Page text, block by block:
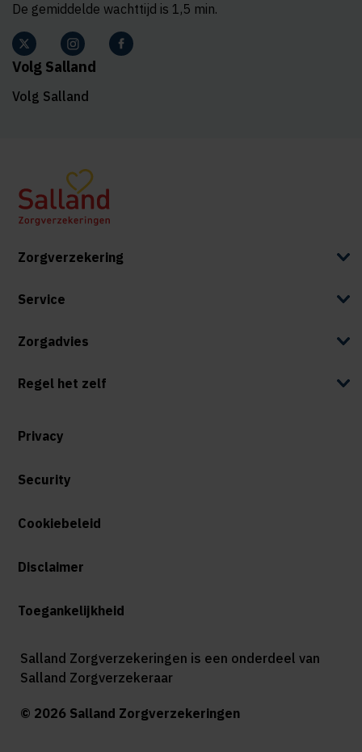
De gemiddelde wachttijd is 1,5 min.
Volg Salland
Volg Salland
Zorgverzekering
Service
Zorgadvies
Regel het zelf
Privacy
Security
Cookiebeleid
Disclaimer
Toegankelijkheid
Salland Zorgverzekeringen is een onderdeel van
Salland Zorgverzekeraar
© 2026 Salland Zorgverzekeringen